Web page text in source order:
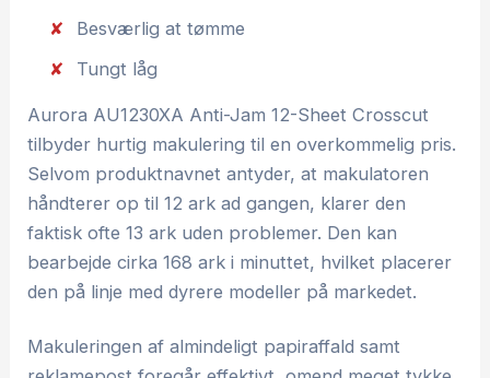
Besværlig at tømme
Tungt låg
Aurora AU1230XA Anti-Jam 12-Sheet Crosscut
tilbyder hurtig makulering til en overkommelig pris.
Selvom produktnavnet antyder, at makulatoren
håndterer op til 12 ark ad gangen, klarer den
faktisk ofte 13 ark uden problemer. Den kan
bearbejde cirka 168 ark i minuttet, hvilket placerer
den på linje med dyrere modeller på markedet.
Makuleringen af almindeligt papiraffald samt